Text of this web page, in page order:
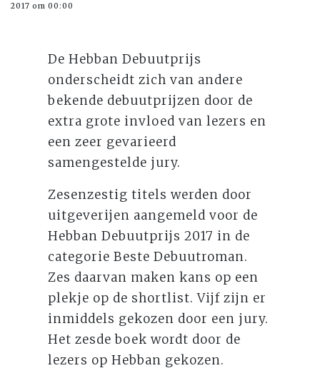
2017 om 00:00
De Hebban Debuutprijs
onderscheidt zich van andere
bekende debuutprijzen door de
extra grote invloed van lezers en
een zeer gevarieerd
samengestelde jury.
Zesenzestig titels werden door
uitgeverijen aangemeld voor de
Hebban Debuutprijs 2017 in de
categorie Beste Debuutroman.
Zes daarvan maken kans op een
plekje op de shortlist. Vijf zijn er
inmiddels gekozen door een jury.
Het zesde boek wordt door de
lezers op Hebban gekozen.